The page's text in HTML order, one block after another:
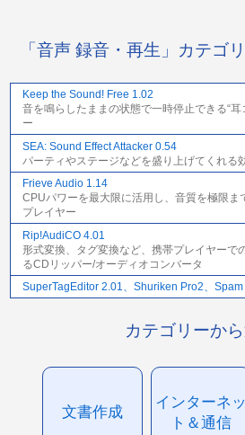
「音声 録音・再生」カテゴ
Keep the Sound! Free 1.02
音を鳴らしたままの状態で一時停止できる“耳
ー
SEA: Sound Effect Attacker 0.54
パーティやステージなどを盛り上げてくれる
Frieve Audio 1.14
CPUパワーを最大限に活用し、音質を極限ま
プレイヤー
Rip!AudiCO 4.01
形式変換、タグ変換など、携帯プレイヤーで
るCDリッパー/オーディオコンバータ
SuperTagEditor 2.01、Shuriken Pro2、
カテゴリーか
文書作成
インターネッ
ト＆通信